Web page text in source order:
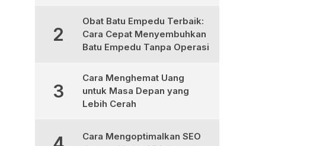
2
Obat Batu Empedu Terbaik:
Cara Cepat Menyembuhkan
Batu Empedu Tanpa Operasi
3
Cara Menghemat Uang
untuk Masa Depan yang
Lebih Cerah
Cara Mengoptimalkan SEO